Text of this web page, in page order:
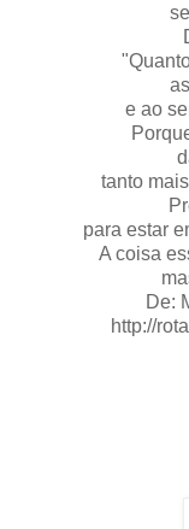
e ao
tanto
para estar
A coisa
De:
http://